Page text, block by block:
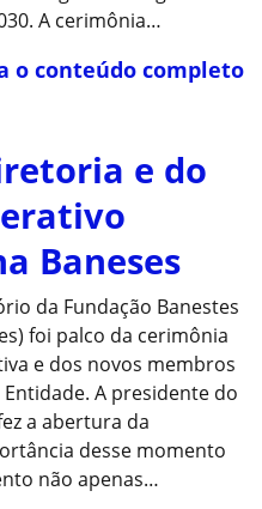
A cerimônia…
o conteúdo completo
e do
Baneses
da Fundação Banestes
foi palco da cerimônia
e dos novos membros
A presidente do
a abertura da
desse momento
não apenas…